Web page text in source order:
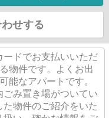
せする
ードでお支払いいただ
物件です。よくお出
能なアパートです。
ごみ置き場がついてい
物件のご紹介をいた